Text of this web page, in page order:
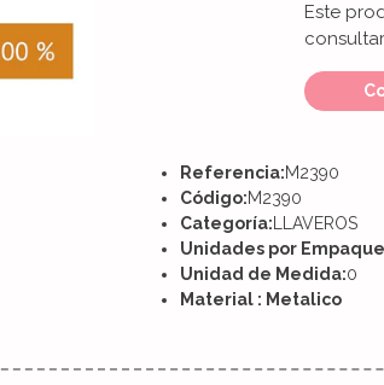
Este
Referencia:M2390
Código:M2390
Categoría:LLAVEROS
Unidades por
Unidad de Medida:0
Material : Metalico